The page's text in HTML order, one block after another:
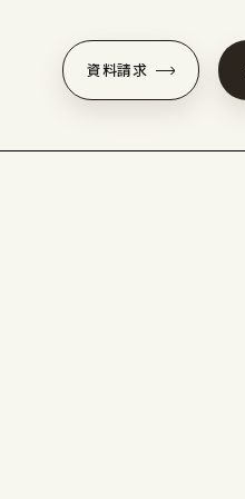
資料請求